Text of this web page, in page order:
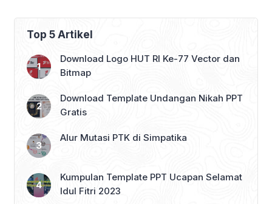
nama bulan dalam kalender masehi.
Saat ini, sistem penanggalan yang kita
gunakan adalah kalender Gregorian,
yang merupakan hasil penyempurnaan
dari kalender Julian. Namun, tahukah
Anda bahwa akar dari sistem ini berasal
Top 5 Artikel
Download Logo HUT RI Ke-77 Vector dan
Bitmap
Download Template Undangan Nikah PPT
Gratis
Alur Mutasi PTK di Simpatika
Kumpulan Template PPT Ucapan Selamat
Idul Fitri 2023